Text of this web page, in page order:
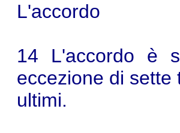
L'accordo
14 L'accordo è
eccezione di sette
ultimi.